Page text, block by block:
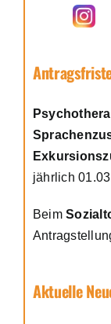
jährlich
Beim
Aktuelle